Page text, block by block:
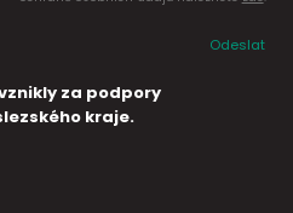
Odeslat
za podpory
kraje.